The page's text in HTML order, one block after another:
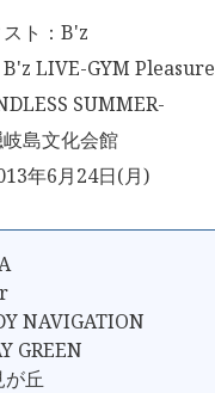
ト：B'z
B'z LIVE-GYM Pleasure
SUMMER-
島文化会館
年6月24日(月)
NAVIGATION
GREEN
が丘